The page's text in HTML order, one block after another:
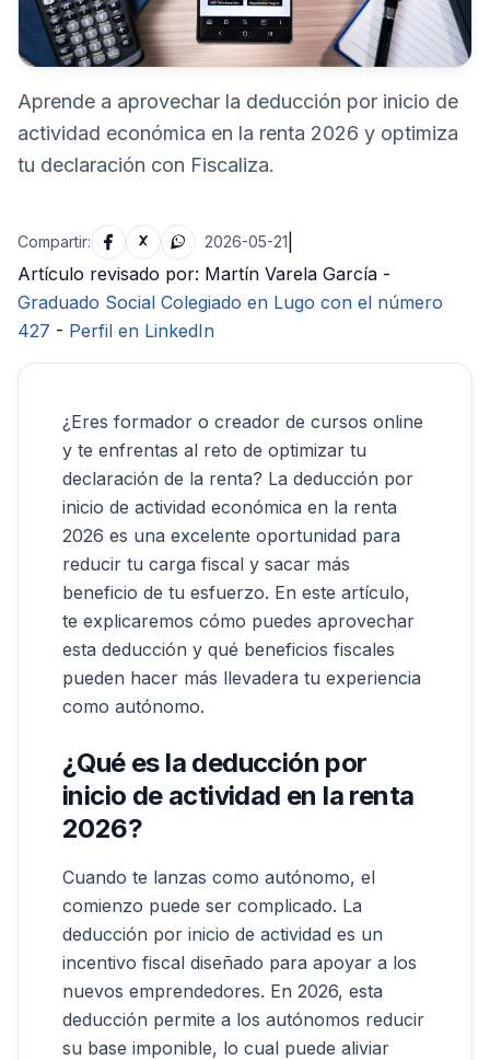
Aprende a aprovechar la deducción por inicio de
actividad económica en la renta 2026 y optimiza
tu declaración con Fiscaliza.
Compartir: 2026-05-21
Artículo revisado por: Martín Varela García -
Graduado Social Colegiado en Lugo con el número
427 - Perfil en LinkedIn
¿Eres formador o creador de cursos online
y te enfrentas al reto de optimizar tu
declaración de la renta? La deducción por
inicio de actividad económica en la renta
2026 es una excelente oportunidad para
reducir tu carga fiscal y sacar más
beneficio de tu esfuerzo. En este artículo,
te explicaremos cómo puedes aprovechar
esta deducción y qué beneficios fiscales
pueden hacer más llevadera tu experiencia
como autónomo.
¿Qué es la deducción por
inicio de actividad en la renta
2026?
Cuando te lanzas como autónomo, el
comienzo puede ser complicado. La
deducción por inicio de actividad es un
incentivo fiscal diseñado para apoyar a los
nuevos emprendedores. En 2026, esta
deducción permite a los autónomos reducir
su base imponible, lo cual puede aliviar